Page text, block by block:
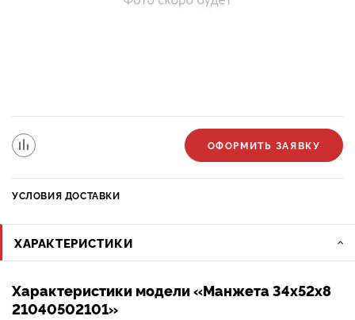
ОФОРМИТЬ ЗАЯВКУ
УСЛОВИЯ ДОСТАВКИ
ХАРАКТЕРИСТИКИ
Характеристики модели «Манжета 34x52x8
21040502101»